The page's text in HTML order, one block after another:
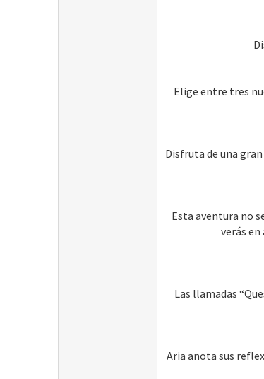
Elige entre tres
Disfruta de una
Esta aventura no
verás
Las llamadas
Aria anota sus